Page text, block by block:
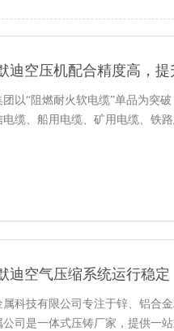
迪空压机配合精度高，提
团以“阻燃耐火软电缆”单品为突
电缆、船用电缆、矿用电缆、铁
迪空气压缩系统运行稳
属科技有限公司专注于锌、铝合
公司是一体式压铸厂家，提供一